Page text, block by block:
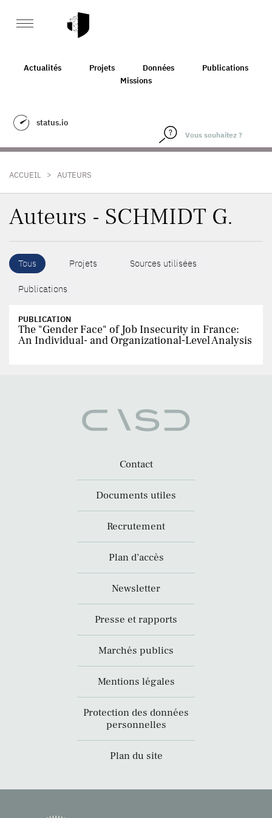
Actualités Projets Données
Publications
Missions
status.io
ACCUEIL > AUTEURS
Auteurs - SCHMIDT G.
Tous Projets Sources utilisées
Publications
PUBLICATION
The "Gender Face" of Job Insecurity in France:
An Individual- and Organizational-Level Analysis
Contact
Documents utiles
Recrutement
Plan d’accès
Newsletter
Presse et rapports
Marchés publics
Mentions légales
Protection des données
personnelles
Plan du site